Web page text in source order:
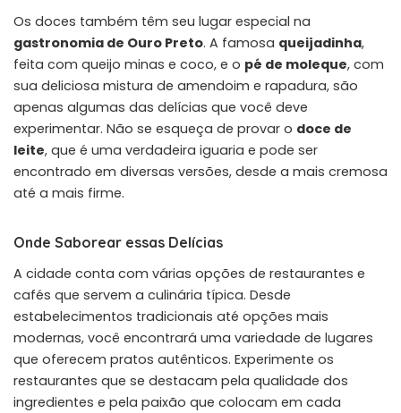
Os doces também têm seu lugar especial na
gastronomia de Ouro Preto. A famosa queijadinha,
feita com queijo minas e coco, e o pé de moleque, com
sua deliciosa mistura de amendoim e rapadura, são
apenas algumas das delícias que você deve
experimentar. Não se esqueça de provar o doce de
leite, que é uma verdadeira iguaria e pode ser
encontrado em diversas versões, desde a mais cremosa
até a mais firme.
Onde Saborear essas Delícias
A cidade conta com várias opções de restaurantes e
cafés que servem a culinária típica. Desde
estabelecimentos tradicionais até opções mais
modernas, você encontrará uma variedade de lugares
que oferecem pratos autênticos. Experimente os
restaurantes que se destacam pela qualidade dos
ingredientes e pela paixão que colocam em cada